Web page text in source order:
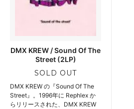
DMX KREW / Sound Of The
Street (2LP)
SOLD OUT
DMX KREW の『Sound Of The
Street』。1996年に Rephlex か
らリリースされた、DMX KREW